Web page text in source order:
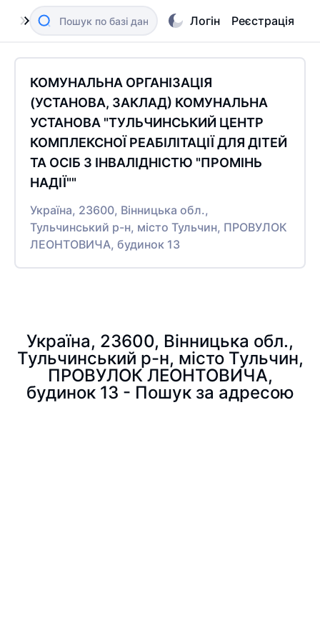
Логін Реєстрація
КОМУНАЛЬНА ОРГАНІЗАЦІЯ
(УСТАНОВА, ЗАКЛАД) КОМУНАЛЬНА
УСТАНОВА "ТУЛЬЧИНСЬКИЙ ЦЕНТР
КОМПЛЕКСНОЇ РЕАБІЛІТАЦІЇ ДЛЯ ДІТЕЙ
ТА ОСІБ З ІНВАЛІДНІСТЮ "ПРОМІНЬ
НАДІЇ""
Україна, 23600, Вінницька обл.,
Тульчинський р-н, місто Тульчин, ПРОВУЛОК
ЛЕОНТОВИЧА, будинок 13
Україна, 23600, Вінницька обл.,
Тульчинський р-н, місто Тульчин,
ПРОВУЛОК ЛЕОНТОВИЧА,
будинок 13 - Пошук за адресою